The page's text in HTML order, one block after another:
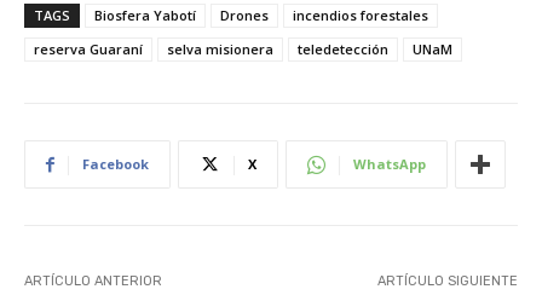
TAGS Biosfera Yabotí Drones
incendios forestales
reserva Guaraní
selva misionera teledetección UNaM
Facebook X WhatsApp
ARTÍCULO ANTERIOR ARTÍCULO SIGUIENTE